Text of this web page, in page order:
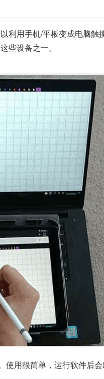
利用手机/平板变成电脑
些设备之一。
用很简单，运行软件后